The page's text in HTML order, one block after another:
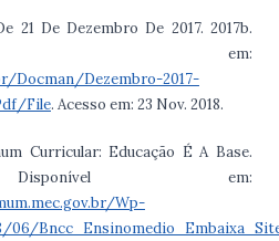
21 De Dezembro De 2017. 2017b.
em:
Docman/Dezembro-2017-
File. Acesso em: 23 Nov. 2018.
Curricular: Educação É A Base.
em:
Wp-